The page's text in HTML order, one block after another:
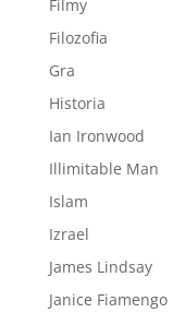
Filmy
Filozofia
Gra
Historia
Ian Ironwood
Illimitable Man
Islam
Izrael
James Lindsay
Janice Fiamengo